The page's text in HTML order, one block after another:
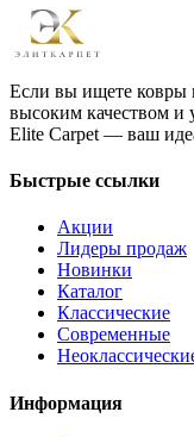
Если вы ищете ковры
высоким качеством и
Elite Carpet — ваш
Быстрые ссылки
Акции
Лидеры продаж
Новинки
Каталог
Классические
Современные
Информация